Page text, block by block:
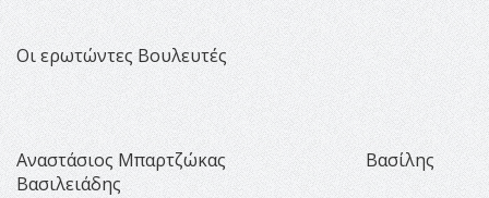
Οι ερωτώντες Βουλευτές
Αναστάσιος Μπαρτζώκας Βασίλης
Βασιλειάδης